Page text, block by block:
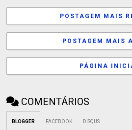
POSTAGEM MAIS
POSTAGEM MAIS
PÁGINA
COMENTÁRIOS
BLOGGER FACEBOOK DISQUS